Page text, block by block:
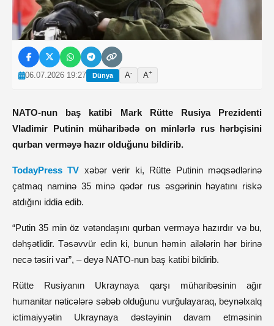
06.07.2026 19:27 Dünya A- A+
NATO-nun baş katibi Mark Rütte Rusiya Prezidenti
Vladimir Putinin müharibədə on minlərlə rus hərbçisini
qurban verməyə hazır olduğunu bildirib.
TodayPress TV xəbər verir ki, Rütte Putinin məqsədlərinə
çatmaq naminə 35 minə qədər rus əsgərinin həyatını riskə
atdığını iddia edib.
“Putin 35 min öz vətəndaşını qurban verməyə hazırdır və bu,
dəhşətlidir. Təsəvvür edin ki, bunun həmin ailələrin hər birinə
necə təsiri var”, – deyə NATO-nun baş katibi bildirib.
Rütte Rusiyanın Ukraynaya qarşı müharibəsinin ağır
humanitar nəticələrə səbəb olduğunu vurğulayaraq, beynəlxalq
ictimaiyyətin Ukraynaya dəstəyinin davam etməsinin